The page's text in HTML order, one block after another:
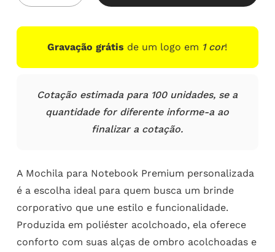
Gravação grátis de um logo em 1 cor!
Cotação estimada para 100 unidades, se a
quantidade for diferente informe-a ao
finalizar a cotação.
A Mochila para Notebook Premium personalizada
é a escolha ideal para quem busca um brinde
corporativo que une estilo e funcionalidade.
Produzida em poliéster acolchoado, ela oferece
conforto com suas alças de ombro acolchoadas e